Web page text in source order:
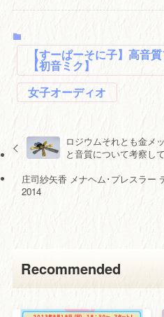
【すーぱーそに子】高音
【初音ミク】
女子オーディオ
ロジウムそれとも金メ
と音質について考察して
庄司紗矢香 メナヘム･プレスラー
2014
Recommended